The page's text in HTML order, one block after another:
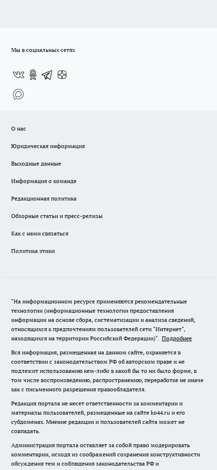
Мы в социальных сетях
О нас
Юридическая информация
Выходные данные
Информация о команде
Редакционная политика
Обзорные статьи и пресс-релизы
Как с нами связаться
Политика этики
"На информационном ресурсе применяются рекомендательные
технологии (информационные технологии предоставления
информации на основе сбора, систематизации и анализа сведений,
относящихся к предпочтениям пользователей сети "Интернет",
находящихся на территории Российской Федерации)". Подробнее
Вся информация, размещенная на данном сайте, охраняется в
соответствии с законодательством РФ об авторском праве и не
подлежит использованию кем-либо в какой бы то ни было форме, в
том числе воспроизведению, распространению, переработке не иначе
как с письменного разрешения правообладателя.
Редакция портала не несет ответственности за комментарии и
материалы пользователей, размещенные на сайте ko44.ru и его
субдоменах. Мнение редакции и пользователей сайта может не
совпадать.
Администрация портала оставляет за собой право модерировать
комментарии, исходя из соображений сохранения конструктивности
обсуждения тем и соблюдения законодательства РФ и